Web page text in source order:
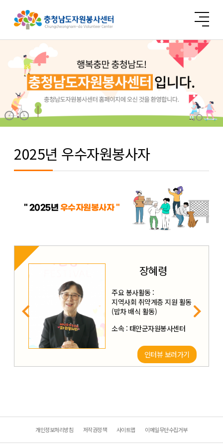
2025년 우수자원봉사자
" 2025년 우수자원봉사자 "
장혜령
주요 봉사활동 :
지역사회 취약계층 지원 활동
(밥차 배식 활동)
소속 : 태안군자원봉사센터
인터뷰 보러가기
개인정보처리방침 저작권정책 사이트맵 이메일무단수집거부